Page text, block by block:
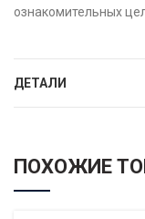
ознакомительных
ДЕТАЛИ
ПОХОЖИЕ